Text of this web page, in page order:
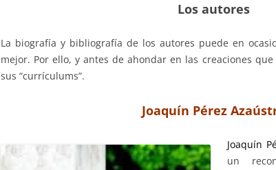
Los autores
La biografía y bibliografía de los autores puede en
mejor. Por ello, y antes de ahondar en las creaciones
sus “currículums”.
Joaquín Pérez
Joaquín
un